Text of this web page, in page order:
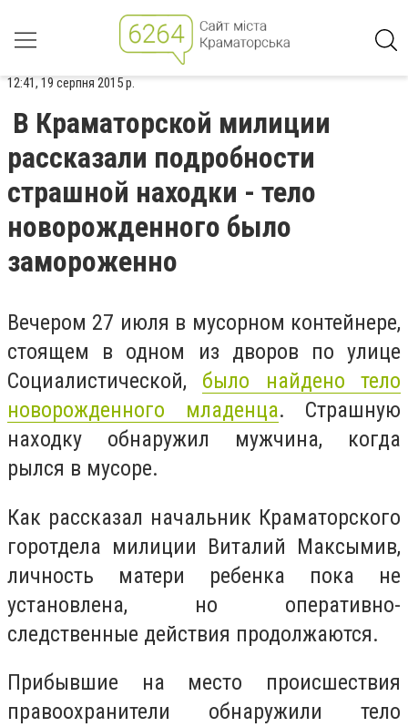
12:41, 19 серпня 2015 р.
В Краматорской милиции
рассказали подробности
страшной находки - тело
новорожденного было
замороженно
Вечером 27 июля в мусорном контейнере,
стоящем в одном из дворов по улице
Социалистической, было найдено тело
новорожденного младенца. Страшную
находку обнаружил мужчина, когда
рылся в мусоре.
Как рассказал начальник Краматорского
горотдела милиции Виталий Максымив,
личность матери ребенка пока не
установлена, но оперативно-
следственные действия продолжаются.
Прибывшие на место происшествия
правоохранители обнаружили тело